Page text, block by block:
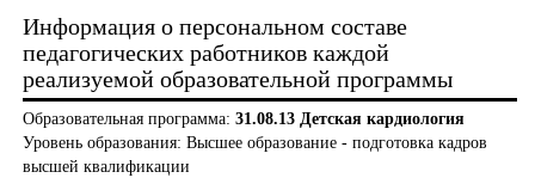
Информация о персональном составе
педагогических работников каждой
реализуемой образовательной программы
Образовательная программа: 31.08.13 Детская кардиология
Уровень образования: Высшее образование - подготовка кадров
высшей квалификации